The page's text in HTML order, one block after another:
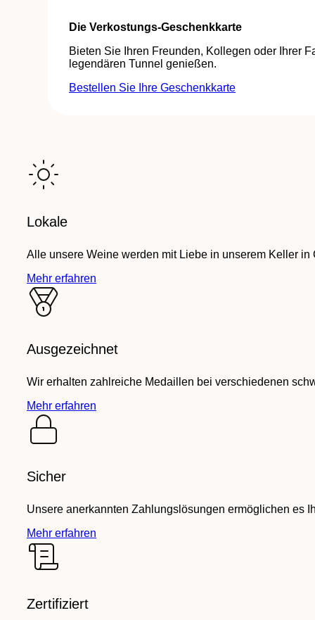
Die Verkostungs-Geschenkkarte
Bieten Sie Ihren Freunden, Kollegen oder Ihrer
legendären Tunnel genießen.
Bestellen Sie Ihre Geschenkkarte
Lokale
Alle unsere Weine werden mit Liebe in unserem Keller
Mehr erfahren
Ausgezeichnet
Wir erhalten zahlreiche Medaillen bei verschiedenen
Mehr erfahren
Sicher
Unsere anerkannten Zahlungslösungen ermöglichen es
Mehr erfahren
Zertifiziert